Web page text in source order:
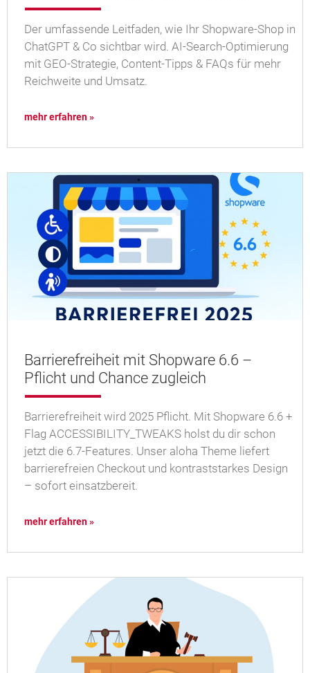
Der umfassende Leitfaden, wie Ihr Shopware-Shop in
ChatGPT & Co sichtbar wird. AI-Search-Optimierung
mit GEO-Strategie, Content-Tipps & FAQs für mehr
Reichweite und Umsatz.
mehr erfahren »
Barrierefreiheit mit Shopware 6.6 –
Pflicht und Chance zugleich
Barrierefreiheit wird 2025 Pflicht. Mit Shopware 6.6 +
Flag ACCESSIBILITY_TWEAKS holst du dir schon
jetzt die 6.7-Features. Unser aloha Theme liefert
barrierefreien Checkout und kontraststarkes Design
– sofort einsatzbereit.
mehr erfahren »